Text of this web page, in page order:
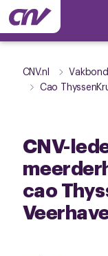
CNV.nl
Cao
CNV-
cao